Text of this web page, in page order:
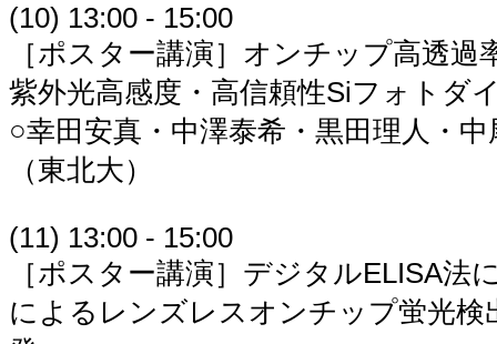
(10) 13:00 - 15:00
［ポスター講演］オンチップ高透過
紫外光高感度・高信頼性Siフォトダ
○幸田安真・中澤泰希・黒田理人・
（東北大）
(11) 13:00 - 15:00
［ポスター講演］デジタルELISA法
によるレンズレスオンチップ蛍光検